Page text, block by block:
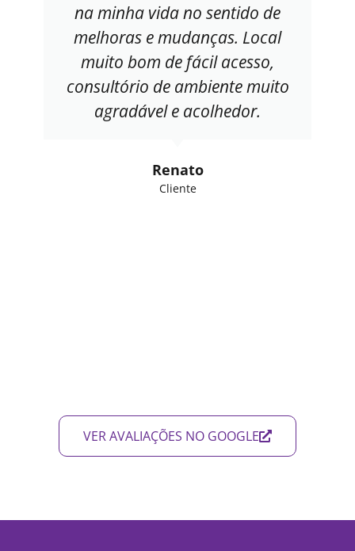
na minha vida no sentido de
melhoras e mudanças. Local
muito bom de fácil acesso,
consultório de ambiente muito
agradável e acolhedor.
Renato
Cliente
VER AVALIAÇÕES NO GOOGLE